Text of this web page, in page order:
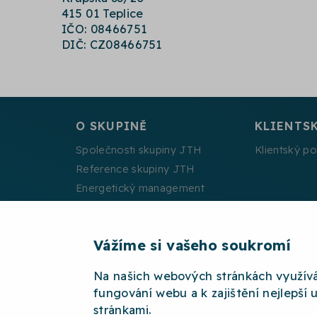
Vážíme si vašeho soukromí
Na našich webových stránkách
fungování webu a k zajištění nejlepší
stránkami.
415 01 Teplice
IČO: 08466751
DIČ: CZ08466751
O SKUPINĚ
Společnosti skupiny JTH
Reference skupiny JTH
Energetický management
Klientský
2026 © JTH OCHRANA OSOBNÍCH ÚDAJŮ